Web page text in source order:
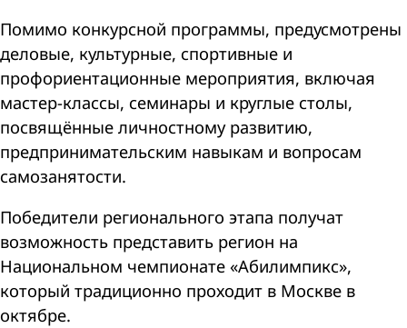
Помимо конкурсной программы, предусмотрены
деловые, культурные, спортивные и
профориентационные мероприятия, включая
мастер-классы, семинары и круглые столы,
посвящённые личностному развитию,
предпринимательским навыкам и вопросам
самозанятости.
Победители регионального этапа получат
возможность представить регион на
Национальном чемпионате «Абилимпикс»,
который традиционно проходит в Москве в
октябре.